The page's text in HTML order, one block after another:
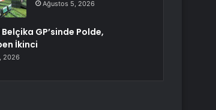
Ağustos 5, 2026
GP’sinde Polde,
İkinci
2026